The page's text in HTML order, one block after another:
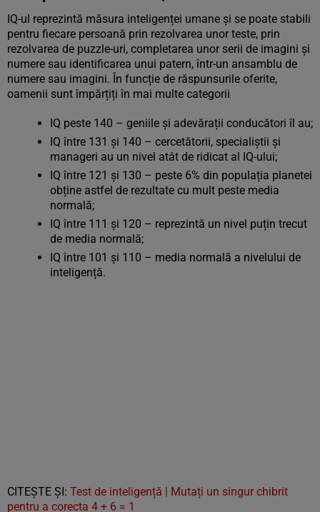
IQ-ul reprezintă măsura inteligenței umane și se poate stabili
pentru fiecare persoană prin rezolvarea unor teste, prin
rezolvarea de puzzle-uri, completarea unor serii de imagini și
numere sau identificarea unui patern, într-un ansamblu de
numere sau imagini. În funcție de răspunsurile oferite,
oamenii sunt împărțiți în mai multe categorii
IQ peste 140 – geniile și adevărații conducători îl au;
IQ între 131 și 140 – cercetătorii, specialiștii și
manageri au un nivel atât de ridicat al IQ-ului;
IQ între 121 și 130 – peste 6% din populația planetei
obține astfel de rezultate cu mult peste media
normală;
IQ între 111 și 120 – reprezintă un nivel puțin trecut
de media normală;
IQ între 101 și 110 – media normală a nivelului de
inteligență.
CITEŞTE ŞI: Test de inteligență | Mutați un singur chibrit
pentru a corecta 4 + 6 = 1